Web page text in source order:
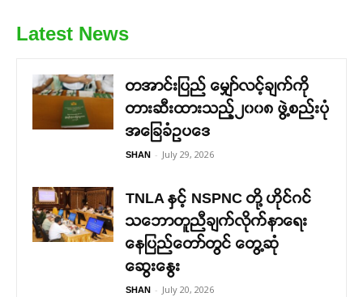
Latest News
တအာင်းပြည် မျှော်လင့်ချက်ကို
တားဆီးထားသည့်၂၀၀၈ ဖွဲ့စည်းပုံ
အခြေခံဥပဒေ
SHAN - July 29, 2026
TNLA နှင့် NSPNC တို့ ဟိုင်ဂင်
သဘောတူညီချက်လိုက်နာရေး
နေပြည်တော်တွင် တွေ့ဆုံ
ဆွေးနွေး
SHAN - July 20, 2026